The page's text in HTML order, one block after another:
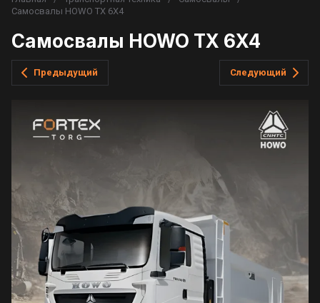
Самосвалы HOWO TX 6X4
Самосвалы HOWO TX 6X4
Предыдущий Следующий